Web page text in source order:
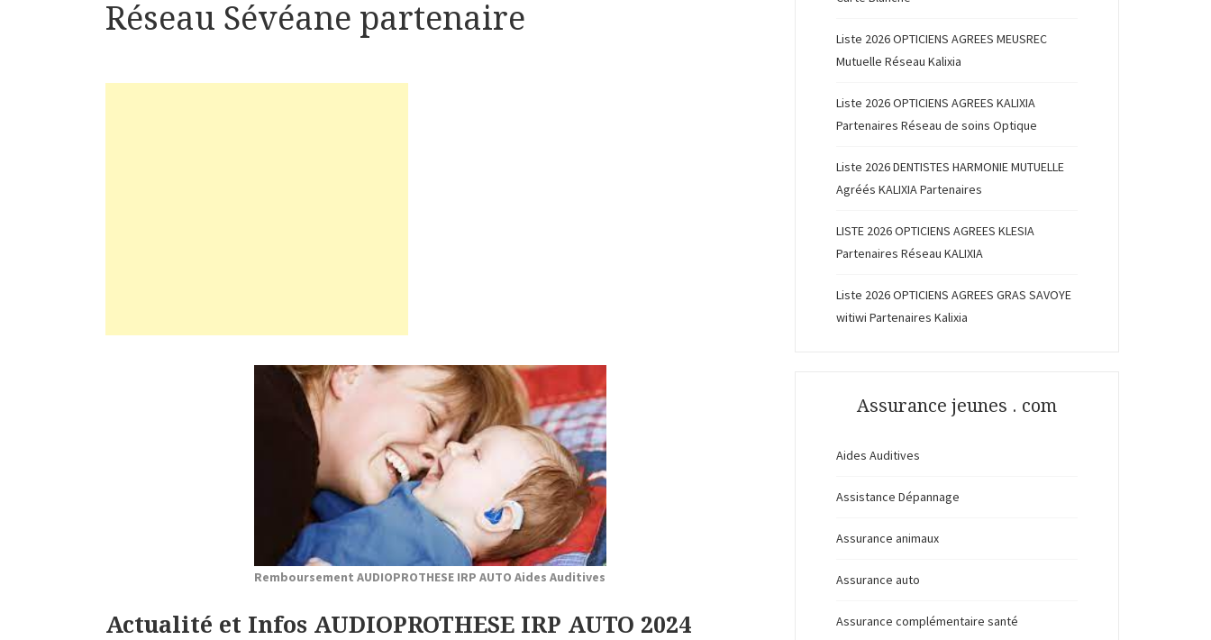
Réseau Sévéane partenaire
Remboursement AUDIOPROTHESE IRP AUTO Aides Auditives
Actualité et Infos AUDIOPROTHESE IRP AUTO 2024
Liste 2026 OPTICIENS AGREES MEUSREC
Mutuelle Réseau Kalixia
Liste 2026 OPTICIENS AGREES KALIXIA
Partenaires Réseau de soins Optique
Liste 2026 DENTISTES HARMONIE MUTUELLE
Agréés KALIXIA Partenaires
LISTE 2026 OPTICIENS AGREES KLESIA
Partenaires Réseau KALIXIA
Liste 2026 OPTICIENS AGREES GRAS SAVOYE
witiwi Partenaires Kalixia
Assurance jeunes . com
Aides Auditives
Assistance Dépannage
Assurance animaux
Assurance auto
Assurance complémentaire santé